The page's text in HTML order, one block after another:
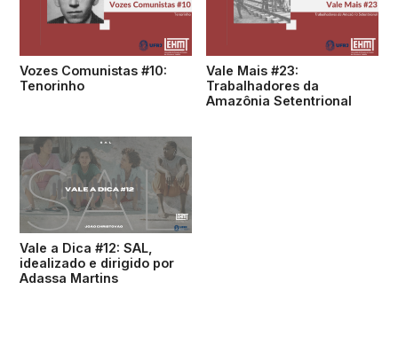
Vozes Comunistas #10:
Tenorinho
Vale Mais #23:
Trabalhadores da
Amazônia Setentrional
Vale a Dica #12: SAL,
idealizado e dirigido por
Adassa Martins